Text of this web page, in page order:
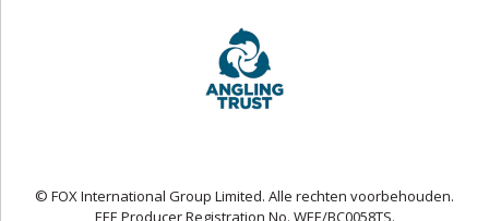
© FOX International Group Limited. Alle rechten voorbehouden.
EEE Producer Registration No. WEE/BC0058TS.